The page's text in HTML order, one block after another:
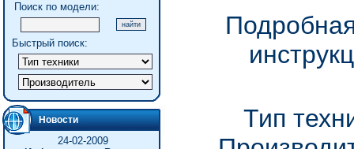
Поиск по модели:
Быстрый поиск:
Новости
24-02-2009
Тип